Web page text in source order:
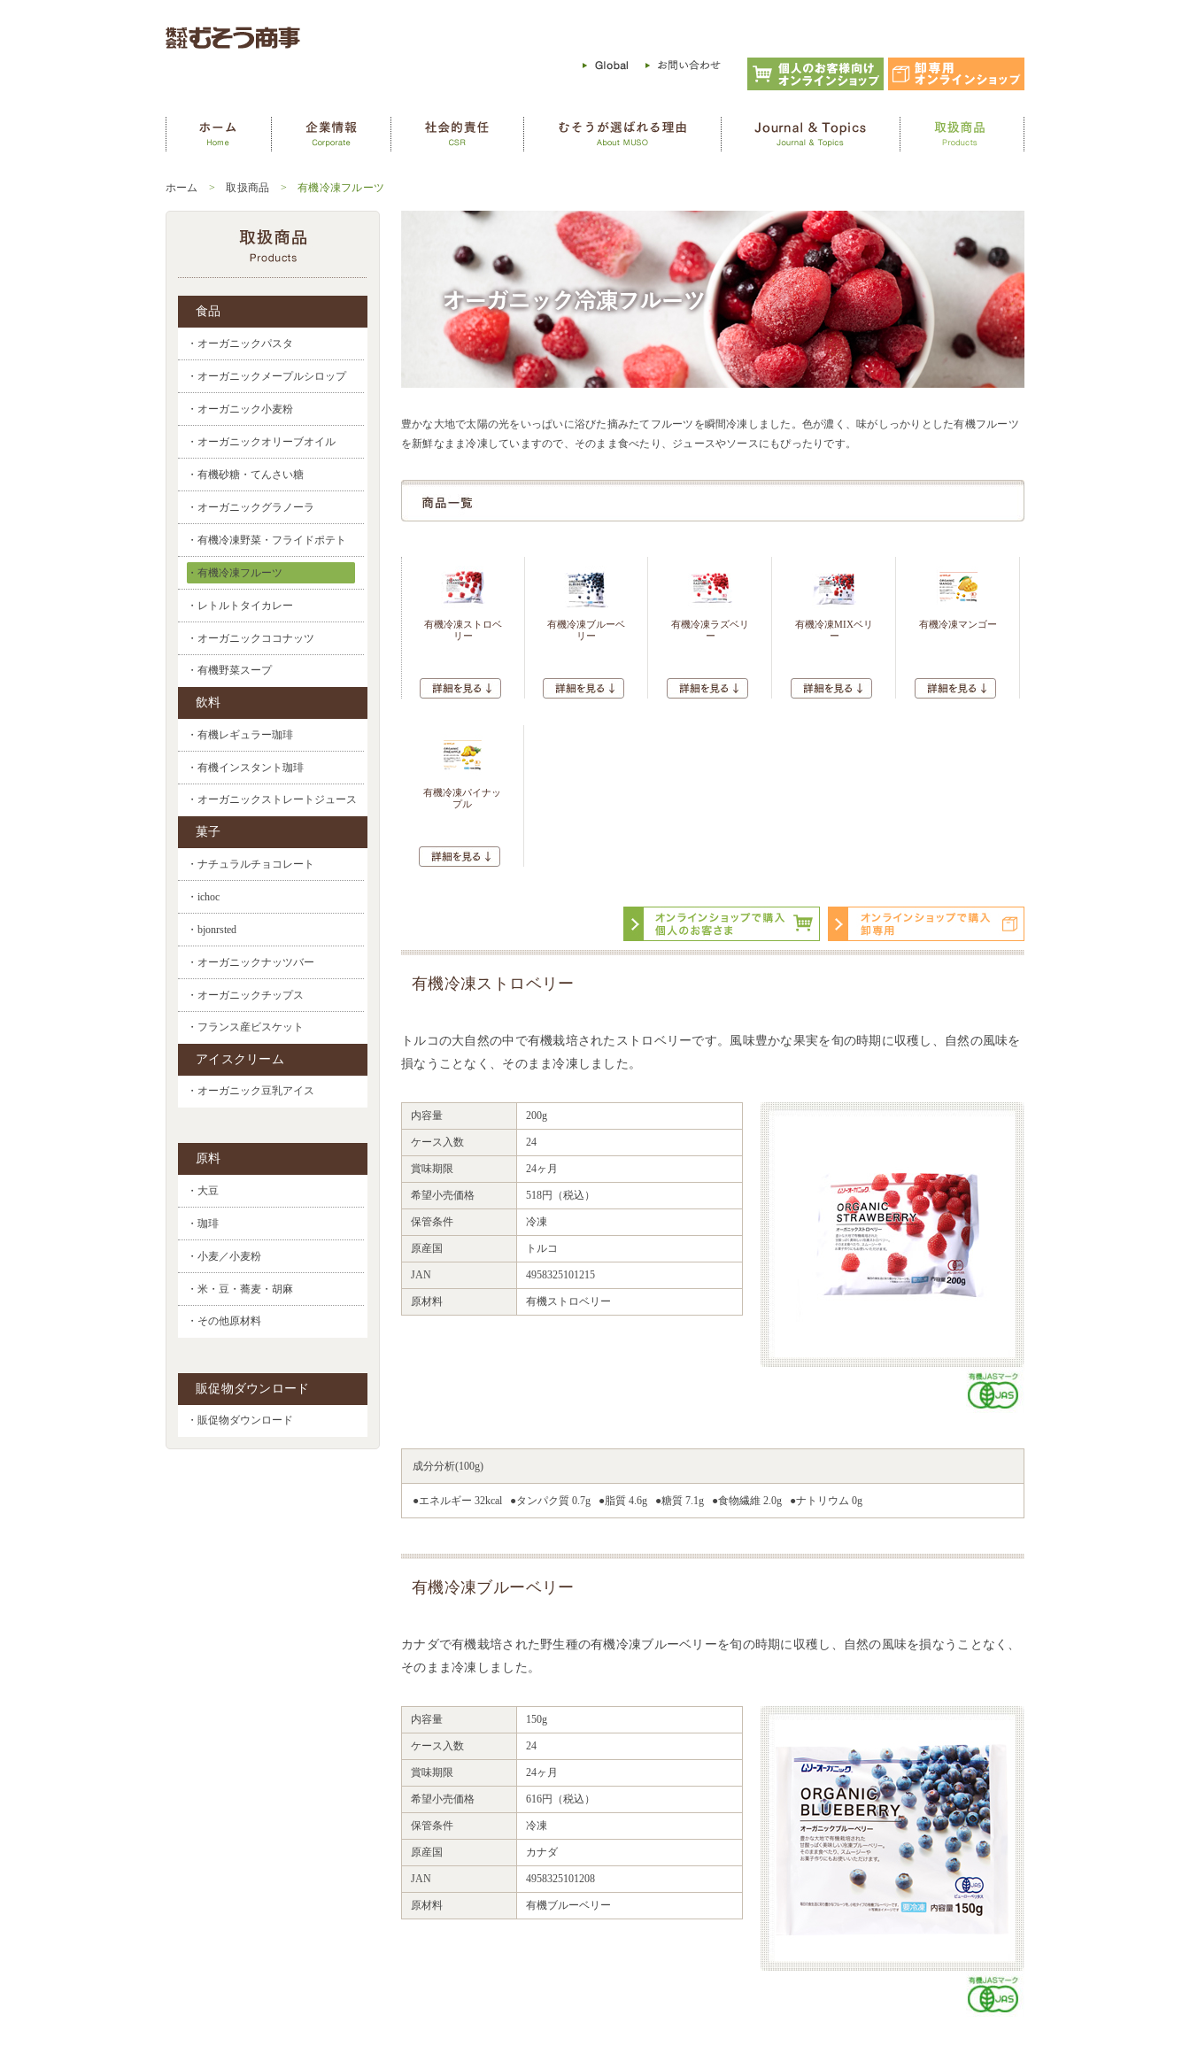
ホーム >取扱商品 > 有機冷凍フルーツ
食品
・オーガニックパスタ
・オーガニックメープルシロップ
・オーガニック小麦粉
・オーガニックオリーブオイル
・有機砂糖・てんさい糖
・オーガニックグラノーラ
・有機冷凍野菜・フライドポテト
・有機冷凍フルーツ
・レトルトタイカレー
・オーガニックココナッツ
・有機野菜スープ
飲料
・有機レギュラー珈琲
・有機インスタント珈琲
・オーガニックストレートジュース
菓子
・ナチュラルチョコレート
・ichoc
・bjonrsted
・オーガニックナッツバー
・オーガニックチップス
・フランス産ビスケット
アイスクリーム
・オーガニック豆乳アイス
原料
・大豆
・珈琲
・小麦／小麦粉
・米・豆・蕎麦・胡麻
・その他原材料
販促物ダウンロード
・販促物ダウンロード
豊かな大地で太陽の光をいっぱいに浴びた摘みたてフルーツを瞬間冷凍しました。色が濃く、味がしっかりとした有機フルーツ
を新鮮なまま冷凍していますので、そのまま食べたり、ジュースやソースにもぴったりです。
有機冷凍ストロベ
リー
有機冷凍ブルーベ
リー
有機冷凍ラズベリ
ー
有機冷凍MIXベリ
ー
有機冷凍マンゴー
有機冷凍パイナッ
プル
有機冷凍ストロベリー
トルコの大自然の中で有機栽培されたストロベリーです。風味豊かな果実を旬の時期に収穫し、自然の風味を
損なうことなく、そのまま冷凍しました。
内容量 200g
ケース入数 24
賞味期限 24ヶ月
希望小売価格 518円（税込）
保管条件 冷凍
原産国 トルコ
JAN 4958325101215
原材料 有機ストロベリー
成分分析(100g)
●エネルギー 32kcal ●タンパク質 0.7g ●脂質 4.6g ●糖質 7.1g ●食物繊維 2.0g ●ナトリウム 0g
有機冷凍ブルーベリー
カナダで有機栽培された野生種の有機冷凍ブルーベリーを旬の時期に収穫し、自然の風味を損なうことなく、
そのまま冷凍しました。
内容量 150g
ケース入数 24
賞味期限 24ヶ月
希望小売価格 616円（税込）
保管条件 冷凍
原産国 カナダ
JAN 4958325101208
原材料 有機ブルーベリー